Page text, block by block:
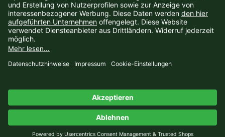
Newsletter-Anmeldung
E-Mail-Adresse:
Vinoterra © 2026 | Template © 2009-2026 bymod
modified eCommerce Shopsoftware © 2009-2026